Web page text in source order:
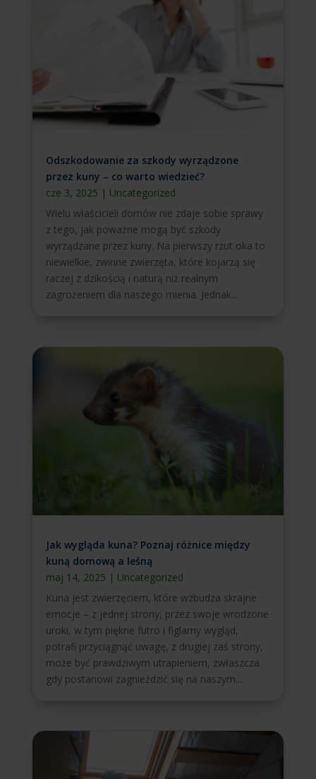
Odszkodowanie za szkody wyrządzone
przez kuny – co warto wiedzieć?
cze 3, 2025 | Uncategorized
Wielu właścicieli domów nie zdaje sobie sprawy
z tego, jak poważne mogą być szkody
wyrządzane przez kuny. Na pierwszy rzut oka to
niewielkie, zwinne zwierzęta, które kojarzą się
raczej z dzikością i naturą niż realnym
zagrożeniem dla naszego mienia. Jednak...
Jak wygląda kuna? Poznaj różnice między
kuną domową a leśną
maj 14, 2025 | Uncategorized
Kuna jest zwierzęciem, które wzbudza skrajne
emocje – z jednej strony, przez swoje wrodzone
uroki, w tym piękne futro i figlarny wygląd,
potrafi przyciągnąć uwagę, z drugiej zaś strony,
może być prawdziwym utrapieniem, zwłaszcza
gdy postanowi zagnieździć się na naszym...